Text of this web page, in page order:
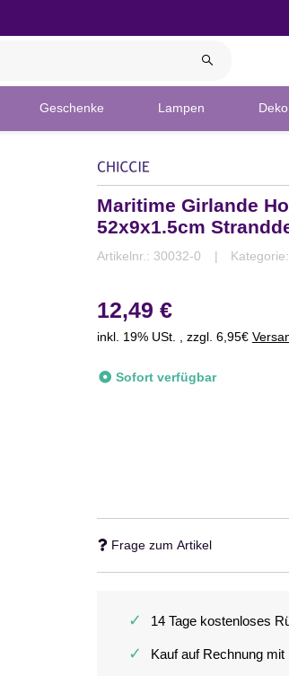
Geschenke Lampen
Maritime Girlande
52x9x1.5cm
Artikelnr.: 30032-0 Kategorie:
12,49 €
inkl. 19% USt. , zzgl. 6,95€
Sofort verfügbar
Frage zum Artikel
✓ 14 Tage kostenloses
✓ Kauf auf Rechnung mit